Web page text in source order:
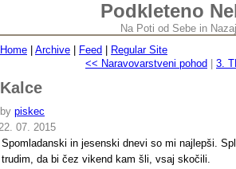
Podkleteno
Na Poti od Sebe in Nazaj
Home
Archive Feed
Regular Site
<< Naravovarstveni pohod
3.
Kalce
by piskec
07. 2015
Spomladanski in jesenski dnevi so mi najlepši.
trudim, da bi čez vikend kam šli, vsaj skočili.